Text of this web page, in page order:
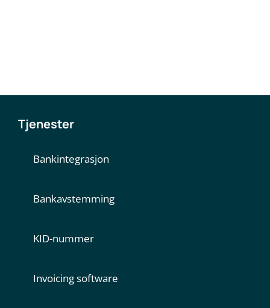
Tjenester
Bankintegrasjon
Bankavstemming
KID-nummer
Invoicing software